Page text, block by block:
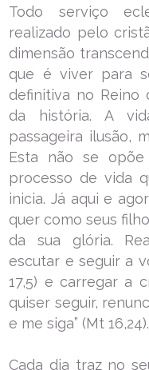
Todo serviço
realizado pelo
dimensão
que é viver para
definitiva no Reino
da história. A
passageira ilusão,
Esta não se
processo de vida
inicia. Já aqui e
quer como seus
da sua glória.
escutar e seguir a
17,5) e carregar a
quiser seguir,
e me siga” (Mt 16,24).
Cada dia traz no